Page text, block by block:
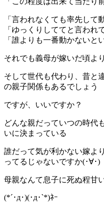
「言われなくても率先して
「ゆっくりしててと言われ
「誰よりも一番動かないと
それでも義母が嫁いだ頃よ
そして世代も代わり、昔と
の親子関係もあるでしょう
ですが、いいですか？
どんな親だっていつの時代
いに決まっている
誰だって気が利かない嫁よ
ってるじゃないですか(･∀･)
母親なんて息子に死ぬ程甘
(*´･д･)(･д･`*)ﾈｰ